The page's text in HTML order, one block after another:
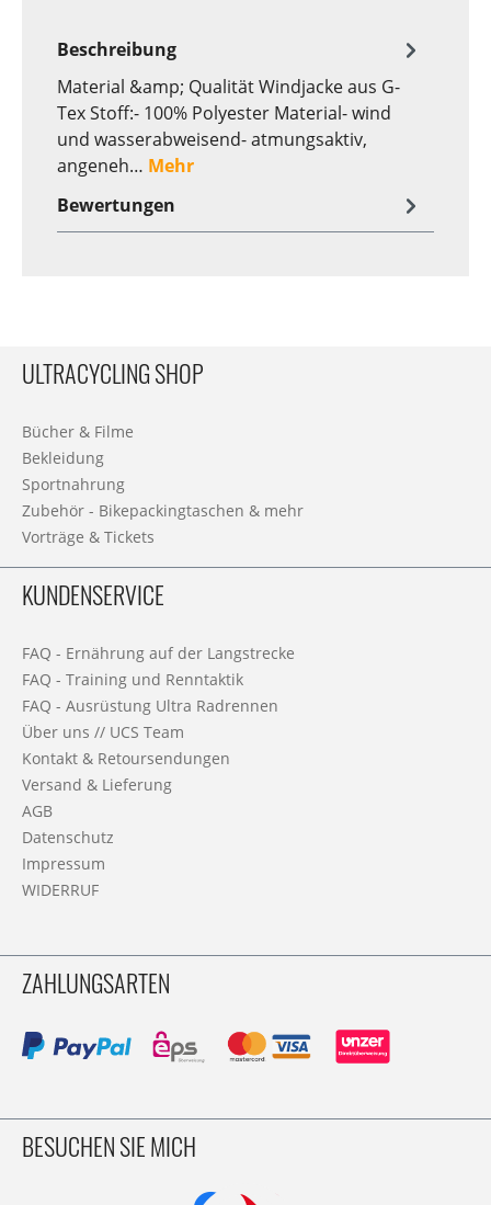
Beschreibung
Material &amp; Qualität Windjacke aus G-
Tex Stoff:- 100% Polyester Material- wind
und wasserabweisend- atmungsaktiv,
angeneh… Mehr
Bewertungen
ULTRACYCLING SHOP
Bücher & Filme
Bekleidung
Sportnahrung
Zubehör - Bikepackingtaschen & mehr
Vorträge & Tickets
KUNDENSERVICE
FAQ - Ernährung auf der Langstrecke
FAQ - Training und Renntaktik
FAQ - Ausrüstung Ultra Radrennen
Über uns // UCS Team
Kontakt & Retoursendungen
Versand & Lieferung
AGB
Datenschutz
Impressum
WIDERRUF
ZAHLUNGSARTEN
BESUCHEN SIE MICH